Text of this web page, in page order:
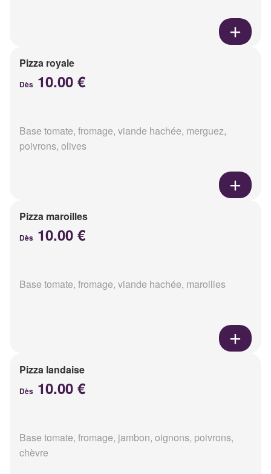
Pizza royale
Dès 10.00 €
Base tomate, fromage, viande hachée, merguez,
poivrons, olives
Pizza maroilles
Dès 10.00 €
Base tomate, fromage, viande hachée, maroilles
Pizza landaise
Dès 10.00 €
Base tomate, fromage, jambon, oignons, poivrons,
chèvre